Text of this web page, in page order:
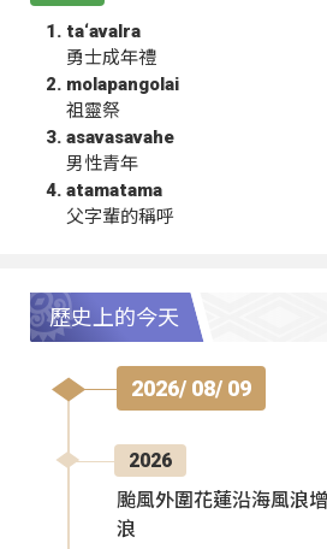
ta‘avalra
勇士成年禮
molapangolai
祖靈祭
asavasavahe
男性青年
atamatama
父字輩的稱呼
歷史上的今天
2026/ 08/ 09
2026
颱風外圍花蓮沿海風浪
浪